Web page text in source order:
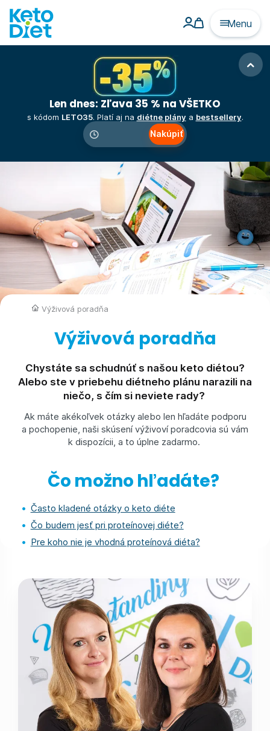
Menu
Len dnes: Zľava 35 % na VŠETKO
s kódom LETO35. Platí aj na diétne plány a bestsellery.
Nakúpiť
Výživová poradňa
Výživová poradňa
Chystáte sa schudnúť s našou keto diétou?
Alebo ste v priebehu diétneho plánu narazili na
niečo, s čím si neviete rady?
Ak máte akékoľvek otázky alebo len hľadáte podporu
a pochopenie, naši skúsení výživoví poradcovia sú vám
k dispozícii, a to úplne zadarmo.
Čo možno hľadáte?
Často kladené otázky o keto diéte
Čo budem jesť pri proteínovej diéte?
Pre koho nie je vhodná proteínová diéta?